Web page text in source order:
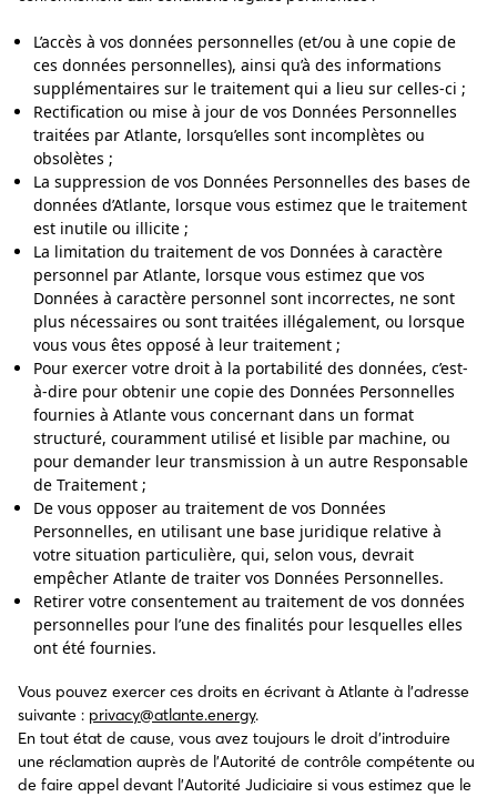
L’accès à vos données personnelles (et/ou à une copie de
ces données personnelles), ainsi qu’à des informations
supplémentaires sur le traitement qui a lieu sur celles-ci ;
Rectification ou mise à jour de vos Données Personnelles
traitées par Atlante, lorsqu’elles sont incomplètes ou
obsolètes ;
La suppression de vos Données Personnelles des bases de
données d’Atlante, lorsque vous estimez que le traitement
est inutile ou illicite ;
La limitation du traitement de vos Données à caractère
personnel par Atlante, lorsque vous estimez que vos
Données à caractère personnel sont incorrectes, ne sont
plus nécessaires ou sont traitées illégalement, ou lorsque
vous vous êtes opposé à leur traitement ;
Pour exercer votre droit à la portabilité des données, c’est-
à-dire pour obtenir une copie des Données Personnelles
fournies à Atlante vous concernant dans un format
structuré, couramment utilisé et lisible par machine, ou
pour demander leur transmission à un autre Responsable
de Traitement ;
De vous opposer au traitement de vos Données
Personnelles, en utilisant une base juridique relative à
votre situation particulière, qui, selon vous, devrait
empêcher Atlante de traiter vos Données Personnelles.
Retirer votre consentement au traitement de vos données
personnelles pour l’une des finalités pour lesquelles elles
ont été fournies.
Vous pouvez exercer ces droits en écrivant à Atlante à l’adresse
suivante : privacy@atlante.energy.
En tout état de cause, vous avez toujours le droit d’introduire
une réclamation auprès de l’Autorité de contrôle compétente ou
de faire appel devant l’Autorité Judiciaire si vous estimez que le